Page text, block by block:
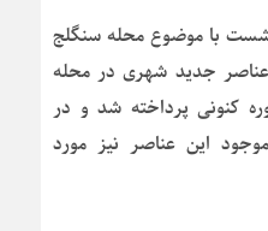
با موضوع محله سنگلج
جدید شهری در محله
کنونی پرداخته شد و در
این عناصر نیز مورد